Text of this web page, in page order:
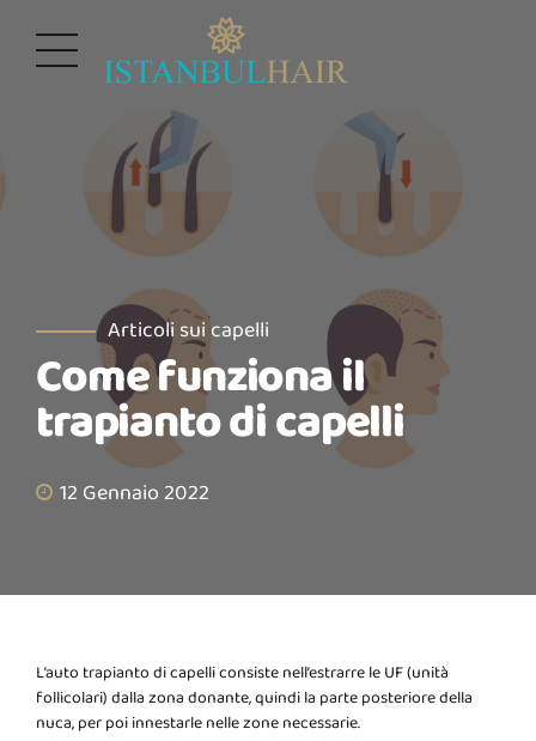
Articoli sui capelli
Come funziona il
trapianto di capelli
12 Gennaio 2022
L’auto trapianto di capelli consiste nell’estrarre le UF (unità
follicolari) dalla zona donante, quindi la parte posteriore della
nuca, per poi innestarle nelle zone necessarie.